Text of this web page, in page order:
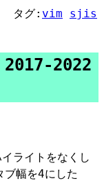
タグ: vim
sjis
2022
ライトをなくし
幅を4にした